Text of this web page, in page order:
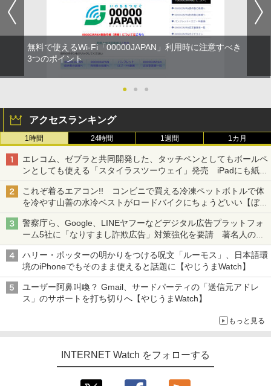
無料で使えるWi-Fi「00000JAPAN」利用時に注意すべき
3つのポイント
● ● ●
アクセスランキング
1時間 24時間 1週間 1カ月
エレコム、ゼブラと共同開発した、タッチペンとしてもボールペ
ンとしても使える「スタイラスツーウェイ」発売 iPadにも紙に
も、持ち替えずに書き込める
これぞ着るエアコン!! コンビニで買える冷凍ペットボトルで体
を冷やす山善の水冷ベストがロードバイクにちょうどいい【ぼっ
ち・ざ・ろーど！その14】【空いた時間でなにしてる？】
警察庁ら、Google、LINEヤフーなどデジタル広告プラットフォ
ーム5社に「なりすまし詐欺広告」対策強化を要請 著名人の写
真や映像を使った投資詐欺などへの対策として
ハリー・ポッターの明かりをつける呪文「ルーモス」、日本語環
境のiPhoneでもそのまま使えると話題に【やじうまWatch】
ユーザー阿鼻叫喚？ Gmail、サードパーティの「送信元アドレ
ス」のサポートを打ち切りへ【やじうまWatch】
もっと見る
INTERNET Watch をフォローする